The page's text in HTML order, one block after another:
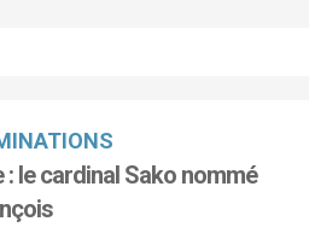
: le cardinal Sako nommé